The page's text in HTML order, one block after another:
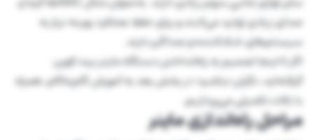
صدای زیادی تولید می‌کنند و برای حفظ عملکرد بهینه نیاز به
سیستم‌های خنک‌کننده و صداگیر دارند.
اگر تا اینجا تصمیم به راه‌انداختن دستگاه ماینر بیت کوین
گرفته‌اید، نگران نباشید؛ در بخش بعد به آموزش گام‌به‌گام، همراه
با نکات تکمیلی می‌پردازیم.
مراحل راه‌اندازی ماینر